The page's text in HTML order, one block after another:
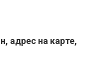
адрес на карте,